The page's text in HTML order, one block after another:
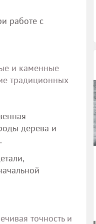
работе с
и каменные
традиционных
дерева и
точность и